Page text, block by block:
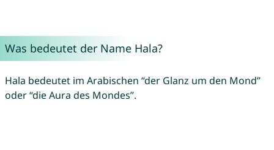
Was bedeutet der Name Hala?
Hala bedeutet im Arabischen “der Glanz um den Mond”
oder “die Aura des Mondes”.